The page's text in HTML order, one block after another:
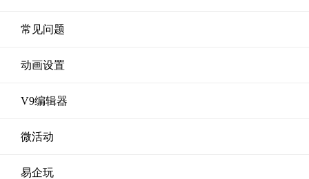
常见问题
动画设置
V9编辑器
微活动
易企玩